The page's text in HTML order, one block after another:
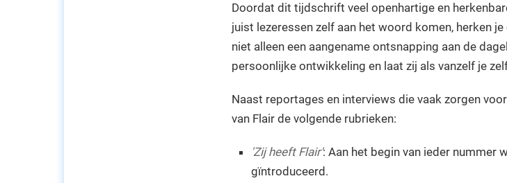
Doordat dit tijdschrift veel openhartige en
juist lezeressen zelf aan het woord komen, herken
niet alleen een aangename ontsnapping aan de
persoonlijke ontwikkeling en laat zij als vanzelf je
Naast reportages en interviews die vaak zorgen
van Flair de volgende rubrieken:
'Zij heeft Flair': Aan het begin van ieder nummer
gïntroduceerd.